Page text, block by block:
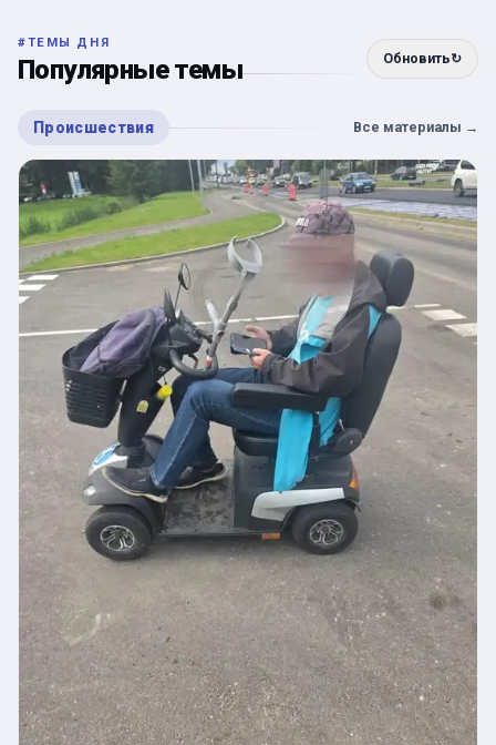
#ТЕМЫ ДНЯ
Популярные темы Обновить↻
Происшествия Все материалы →